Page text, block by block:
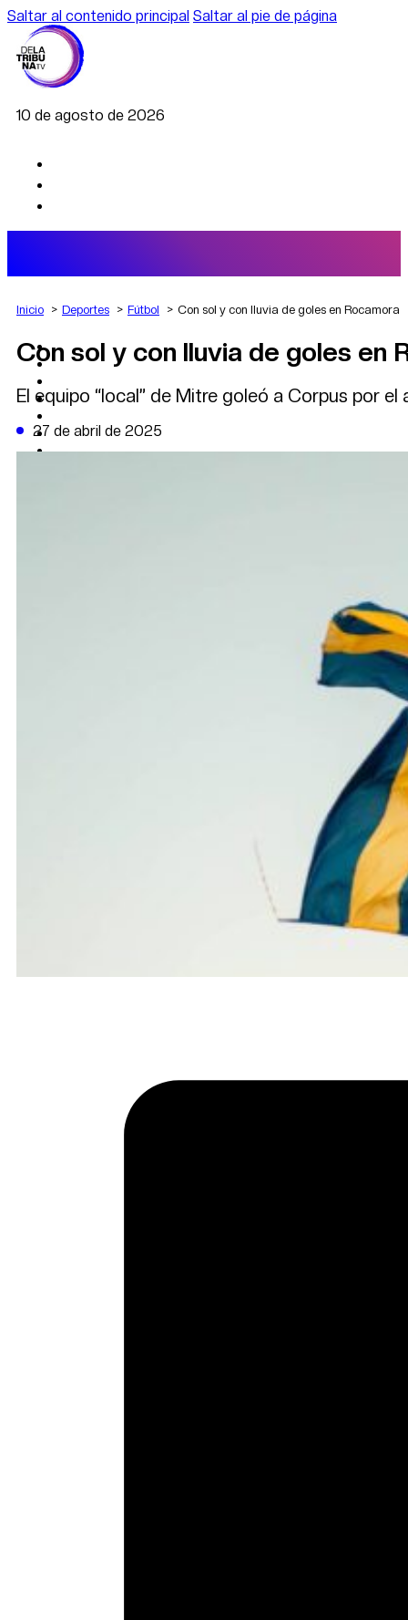
Saltar al contenido principal Saltar al pie de página
10 de agosto de 2026
AGRO
DEPORTES
POLÍTICA
DATA FIRME
DE LA TRIBUNA TV
Inicio Deportes Fútbol Con sol y con lluvia de goles en Rocamora
Con sol y con lluvia de goles en
El equipo “local” de Mitre goleó a Corpus por
27 de abril de 2025